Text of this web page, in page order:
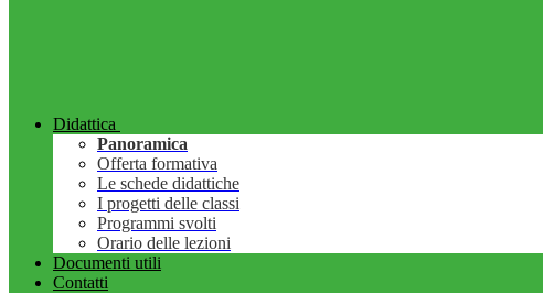
Didattica
Panoramica
Offerta formativa
Le schede didattiche
I progetti delle classi
Programmi svolti
Orario delle lezioni
Documenti utili
Contatti